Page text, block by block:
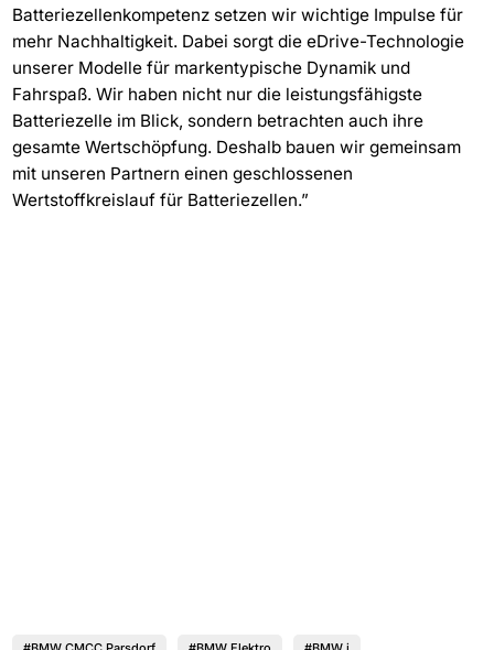
Batteriezellenkompetenz setzen wir wichtige Impulse für
mehr Nachhaltigkeit. Dabei sorgt die eDrive-Technologie
unserer Modelle für markentypische Dynamik und
Fahrspaß. Wir haben nicht nur die leistungsfähigste
Batteriezelle im Blick, sondern betrachten auch ihre
gesamte Wertschöpfung. Deshalb bauen wir gemeinsam
mit unseren Partnern einen geschlossenen
Wertstoffkreislauf für Batteriezellen.”